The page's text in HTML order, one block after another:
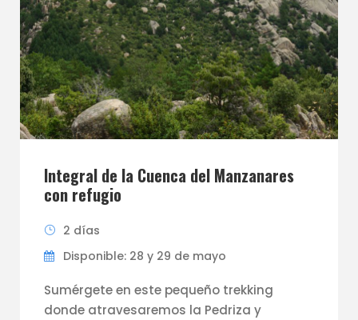
Integral de la Cuenca del Manzanares
con refugio
2 días
Disponible: 28 y 29 de mayo
Sumérgete en este pequeño trekking
donde atravesaremos la Pedriza y